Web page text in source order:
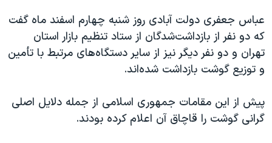
قانون شفافیت دارائی کادر رهبری ایران
اعتراضات مردمی آبان ۹۸
اسرائیل در جنگ
همایش محافظه‌کاران آمریکا «سی‌پک»
عباس جعفری دولت آبادی روز شنبه چهارم اسفند ماه گفت
که دو نفر از بازداشت‌شدگان از ستاد تنظیم بازار استان
تهران و دو نفر دیگر نیز از سایر دستگاه‌های مرتبط با تأمین
و توزیع گوشت بازداشت شده‌اند.
پیش از این مقامات جمهوری اسلامی از جمله دلایل اصلی
گرانی گوشت را قاچاق آن اعلام کرده بودند.